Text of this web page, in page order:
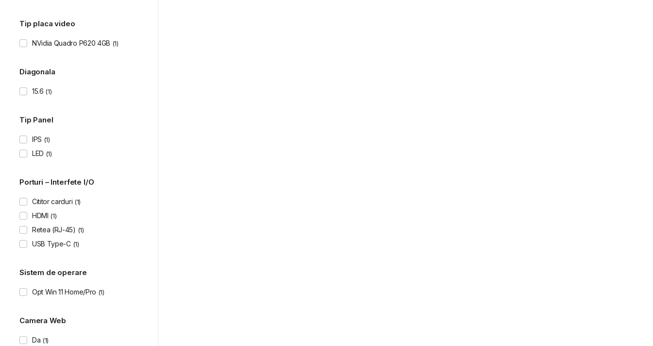
Tip placa video
NVidia Quadro P620 4GB (1)
Diagonala
15.6 (1)
Tip Panel
IPS (1)
LED (1)
Porturi – Interfete I/O
Cititor carduri (1)
HDMI (1)
Retea (RJ-45) (1)
USB Type-C (1)
Sistem de operare
Opt Win 11 Home/Pro (1)
Camera Web
Da (1)